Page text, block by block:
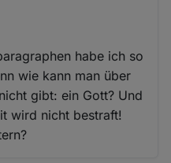
habe ich so
wie kann man über
gibt: ein Gott? Und
wird nicht bestraft!